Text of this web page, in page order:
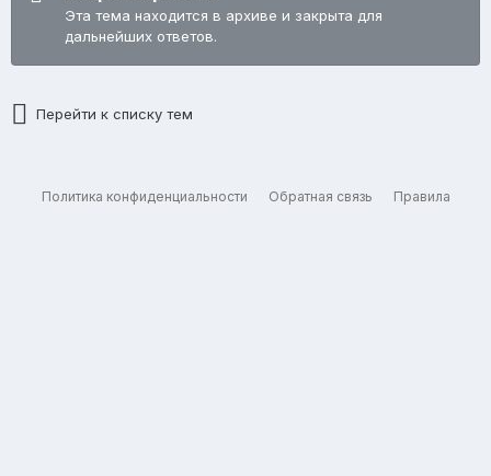
Эта тема находится в архиве и закрыта для
дальнейших ответов.
Перейти к списку тем
Политика конфиденциальности Обратная связь Правила